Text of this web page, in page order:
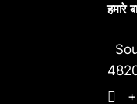
हमारे